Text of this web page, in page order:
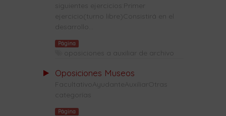
siguientes ejercicios:Primer
ejercicio(turno libre)Consistirá en el
desarrollo...
Página
oposiciones a auxiliar de archivo
Oposiciones Museos
FacultativoAyudanteAuxiliarOtras
categorías
Página